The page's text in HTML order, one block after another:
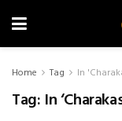
Home Tag In
Tag: In